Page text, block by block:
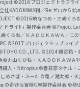
h
a
n
n
e
l
©2016 プロジェクトラブラ
社KADOKAWA刊／Re:ゼロから始
©2016 暁なつめ・三嶋くろ
ドライ!!」製作委員会 ©Project
くろね／ＫＡＤＯＫＡＷＡ／こ
©2017 プロジェクトラブライブ
CO., LTD. ©2014 榎宮祐・
©丸山くがね・ＫＡＤＯＫＡＷＡ
綴人・Nitroplus ©春日部タケル・
めさば・ぶーた ©竜ノ湖太郎・天
の奇妙な冒険GW製作委員会 ©葵